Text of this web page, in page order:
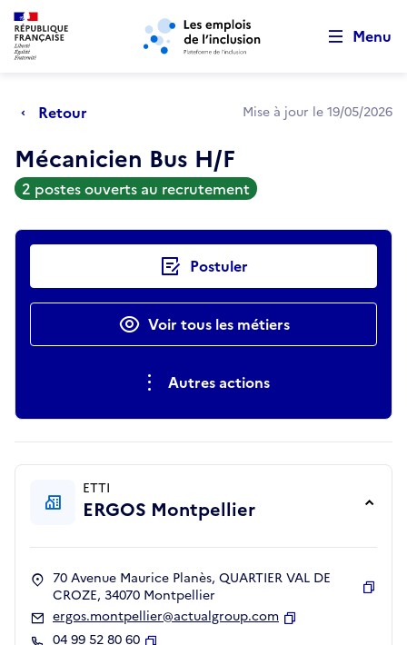
Aller au menu principal Aller au contenu principal
Menu
Retour Mise à jour le 19/05/2026
Mécanicien Bus H/F
2 postes ouverts au recrutement
Actions rapides Postuler
Voir tous les métiers
Autres actions
ETTI
ERGOS Montpellier
70 Avenue Maurice Planès, QUARTIER VAL DE
CROZE, 34070 Montpellier
ergos.montpellier@actualgroup.com
04 99 52 80 60
Retour au début de la page
Panneau de gestion des cookies